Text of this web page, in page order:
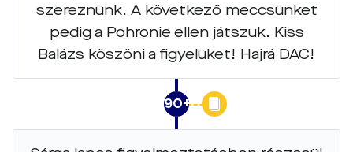
szereznünk. A következő meccsünket
pedig a Pohronie ellen játszuk. Kiss
Balázs köszöni a figyelüket! Hajrá DAC!
90+6